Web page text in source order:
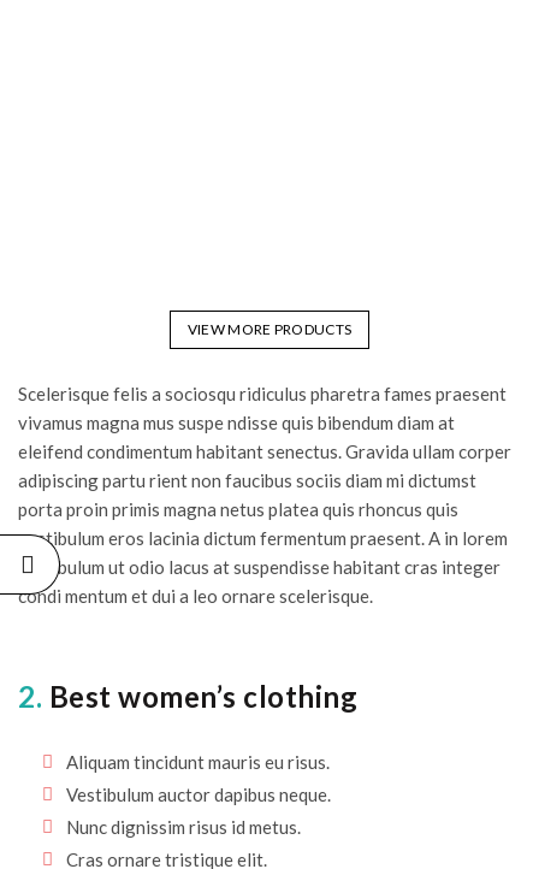
VIEW MORE PRODUCTS
Scelerisque felis a sociosqu ridiculus pharetra fames praesent
vivamus magna mus suspe ndisse quis bibendum diam at
eleifend condimentum habitant senectus. Gravida ullam corper
adipiscing partu rient non faucibus sociis diam mi dictumst
porta proin primis magna netus platea quis rhoncus quis
vestibulum eros lacinia dictum fermentum praesent. A in lorem
vestibulum ut odio lacus at suspendisse habitant cras integer
condi mentum et dui a leo ornare scelerisque.
2. Best women’s clothing
Aliquam tincidunt mauris eu risus.
Vestibulum auctor dapibus neque.
Nunc dignissim risus id metus.
Cras ornare tristique elit.